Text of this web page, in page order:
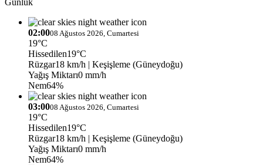
02:0008 Ağustos 2026, Cumartesi
19°C
Hissedilen19°C
Rüzgar18 km/h | Keşişleme (Güneydoğu)
Yağış Miktarı0 mm/h
Nem64%
03:0008 Ağustos 2026, Cumartesi
19°C
Hissedilen19°C
Rüzgar18 km/h | Keşişleme (Güneydoğu)
Yağış Miktarı0 mm/h
Nem64%